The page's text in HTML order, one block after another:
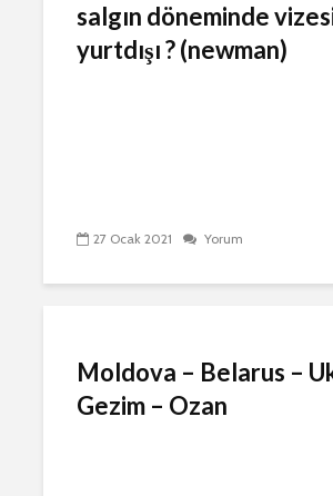
salgın döneminde
yurtdışı ? (newman)
27 Ocak 2021 Yorum
Moldova – Belarus –
Gezim – Ozan